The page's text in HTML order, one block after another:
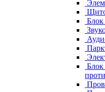
Блок
Блок